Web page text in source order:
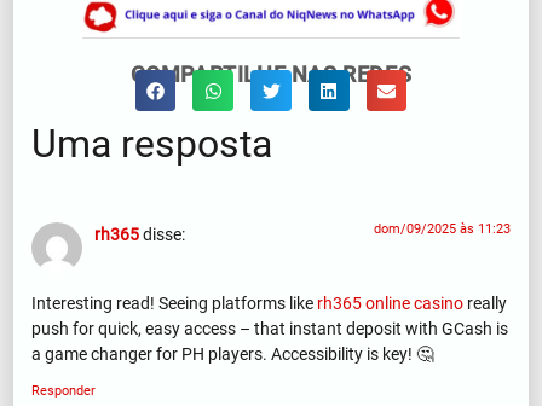
COMPARTILHE NAS REDES
Uma resposta
rh365disse: dom/09/2025 às 11:23
Interesting read! Seeing platforms like rh365 online casino really
push for quick, easy access – that instant deposit with GCash is
a game changer for PH players. Accessibility is key! 🤔
Responder